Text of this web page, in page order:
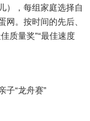
），每组家庭选择自
网。按时间的先后、
质量奖”“最佳速度
“龙舟赛”